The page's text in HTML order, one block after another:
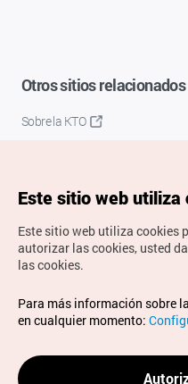
Otros sitios relacionados
Sobre la KTO
Copyrights © Organización
derechos reservados.
Para informes de errores y
sitio web, dirija sus
spanish@knto.or.kr
Este sitio web utiliza
Este sitio web utiliza cookies
autorizar las cookies, usted
las cookies.
Para más información sobre
en cualquier momento: